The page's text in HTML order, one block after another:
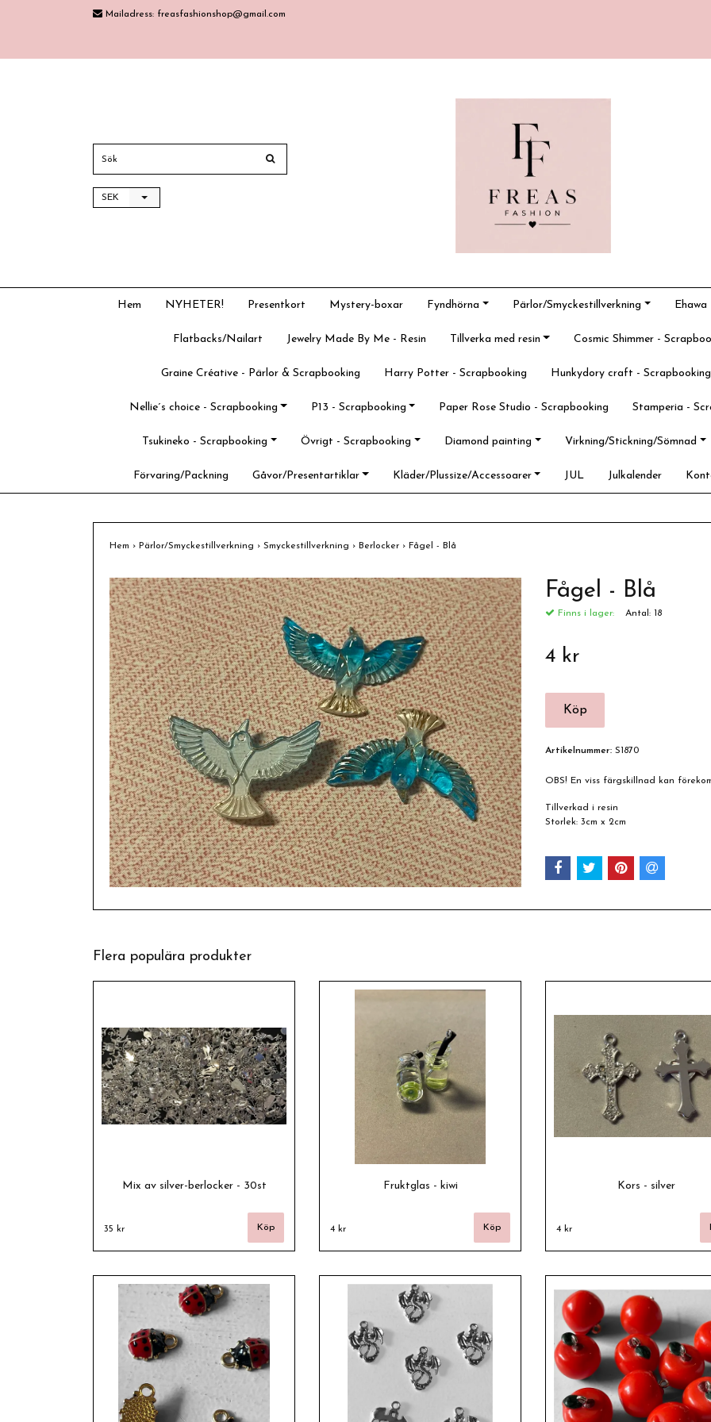
Mailadress: freasfashionshop@gmail.com
SEK
Hem NYHETER! Presentkort Mystery-boxar Fyndhörna Pärlor/Smyckestillverkning Ehawa
Flatbacks/Nailart Jewelry Made By Me - Resin Tillverka med resin Cosmic Shimmer -
Graine Créative - Pärlor & Scrapbooking Harry Potter - Scrapbooking Hunkydory craft - Scrapbooking
Nellie´s choice - Scrapbooking P13 - Scrapbooking Paper Rose Studio - Scrapbooking Stamperia -
Tsukineko - Scrapbooking Övrigt - Scrapbooking Diamond painting Virkning/Stickning/Sömnad
Förvaring/Packning Gåvor/Presentartiklar Kläder/Plussize/Accessoarer JUL Julkalender
Hem › Pärlor/Smyckestillverkning › Smyckestillverkning › Berlocker › Fågel - Blå
Fågel - Blå
Finns i lager: Antal: 18
4 kr
Artikelnummer: S1870
OBS! En viss färgskillnad kan
Tillverkad i resin
Storlek: 3cm x 2cm
Flera populära produkter
Mix av silver-berlocker - 30st
35 kr
Fruktglas - kiwi
4 kr
Kors - silver
4 kr